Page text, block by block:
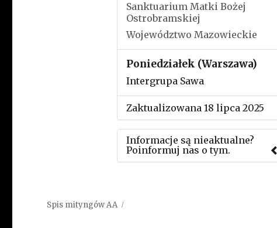
Sanktuarium Matki Bożej
Ostrobramskiej
Województwo Mazowieckie
Poniedziałek (Warszawa)
Intergrupa Sawa
Zaktualizowana 18 lipca 2025
Informacje są nieaktualne?
Poinformuj nas o tym.
Spis mityngów AA